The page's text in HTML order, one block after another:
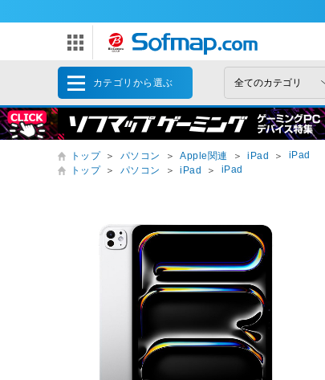
カテゴリから選ぶ
トップ ＞ パソコン ＞ Apple関連 ＞ iPad ＞
iPad
トップ
＞ パソコン ＞ iPad ＞ iPad